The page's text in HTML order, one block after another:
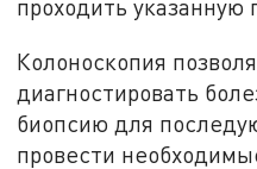
проходить указанную
Колоноскопия
диагностировать
биопсию для
провести